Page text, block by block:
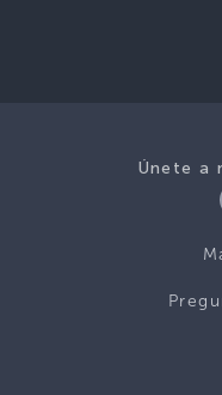
Únete a